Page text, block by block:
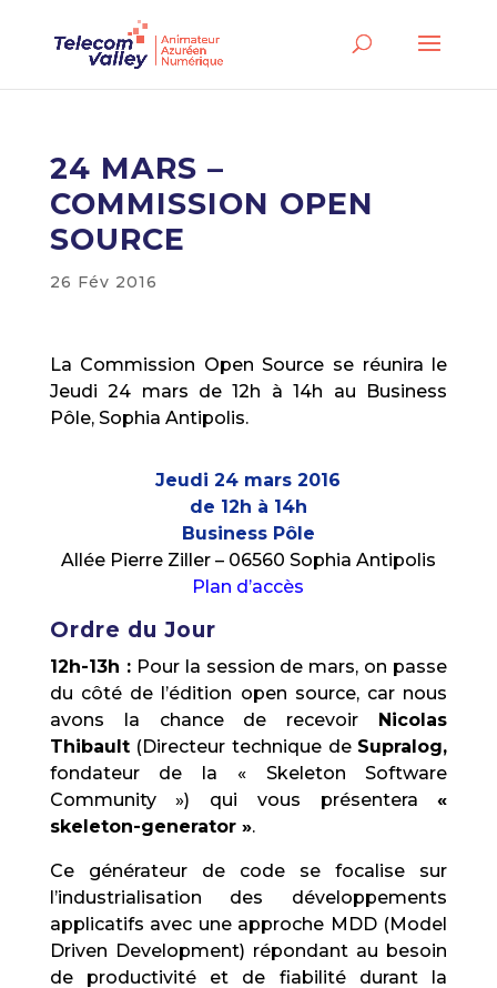
24 MARS –
COMMISSION OPEN
SOURCE
26 Fév 2016
La Commission Open Source se réunira le
Jeudi 24 mars de 12h à 14h au Business
Pôle, Sophia Antipolis.
Jeudi 24 mars 2016
de 12h à 14h
Business Pôle
Allée Pierre Ziller – 06560 Sophia Antipolis
Plan d’accès
Ordre du Jour
12h-13h :Pour la session de mars, on passe
du côté de l’édition open source, car nous
avons la chance de recevoir Nicolas
Thibault(Directeur technique de Supralog,
fondateur de la « Skeleton Software
Community ») qui vous présentera«
skeleton-generator ».
Ce générateur de code se focalise sur
l’industrialisation des développements
applicatifs avec une approche MDD (Model
Driven Development) répondant au besoin
de productivité et de fiabilité durant la